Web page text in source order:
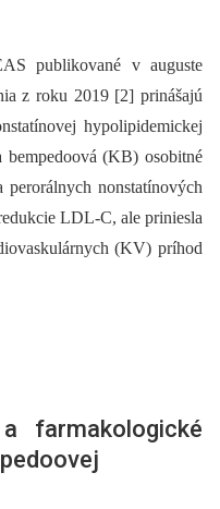
publikované v auguste
z roku 2019 [2] prinášajú
hypolipidemickej
(KB) osobitné
nonstatínových
LDL-C, ale priniesla
(KV) príhod
farmakologické